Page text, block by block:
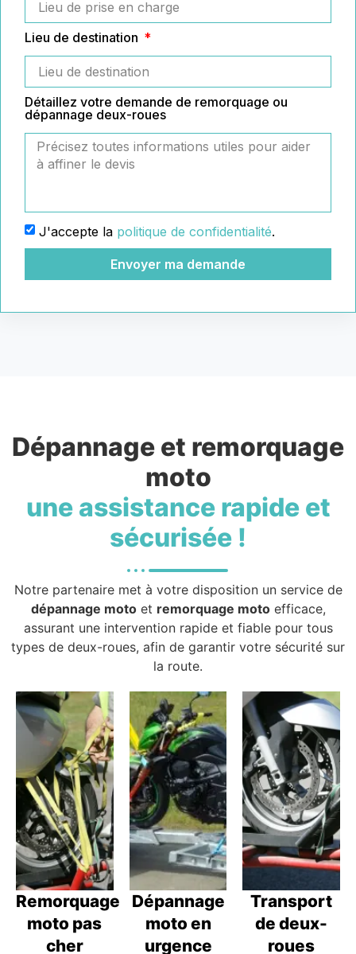
Lieu de destination
Détaillez votre demande de remorquage ou
dépannage deux-roues
J'accepte la politique de confidentialité.
Envoyer ma demande
Dépannage et remorquage
moto
une assistance rapide et
sécurisée !
Notre partenaire met à votre disposition un service de
dépannage motoet remorquage motoefficace,
assurant une intervention rapide et fiable pour tous
types de deux-roues, afin de garantir votre sécurité sur
la route.
Remorquage
moto pas
cher
Dépannage
moto en
urgence
Transport
de deux-
roues